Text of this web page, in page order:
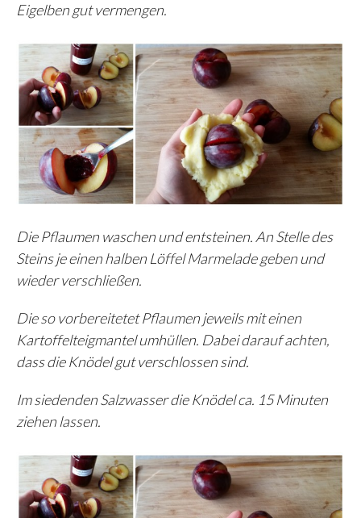
Eigelben gut vermengen.
Die Pflaumen waschen und entsteinen. An Stelle des
Steins je einen halben Löffel Marmelade geben und
wieder verschließen.
Die so vorbereitetet Pflaumen jeweils mit einen
Kartoffelteigmantel umhüllen. Dabei darauf achten,
dass die Knödel gut verschlossen sind.
Im siedenden Salzwasser die Knödel ca. 15 Minuten
ziehen lassen.